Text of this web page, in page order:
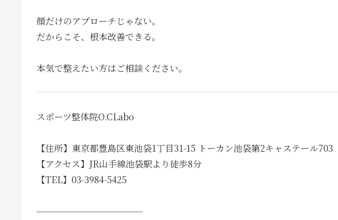
顔だけのアプローチじゃない。
だからこそ、根本改善できる。
本気で整えたい方はご相談ください。
スポーツ整体院O.CLabo
【住所】東京都豊島区東池袋1丁目31-15 トーカン池袋第2キャステール703
【アクセス】JR山手線池袋駅より徒歩8分
【TEL】03-3984-5425
────────────